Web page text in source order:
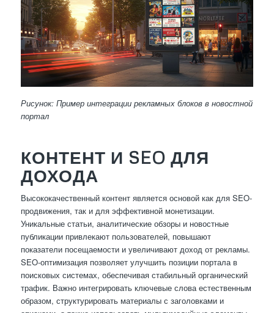
Рисунок: Пример интеграции рекламных блоков в новостной
портал
КОНТЕНТ И SEO ДЛЯ
ДОХОДА
Высококачественный контент является основой как для SEO-
продвижения, так и для эффективной монетизации.
Уникальные статьи, аналитические обзоры и новостные
публикации привлекают пользователей, повышают
показатели посещаемости и увеличивают доход от рекламы.
SEO-оптимизация позволяет улучшить позиции портала в
поисковых системах, обеспечивая стабильный органический
трафик. Важно интегрировать ключевые слова естественным
образом, структурировать материалы с заголовками и